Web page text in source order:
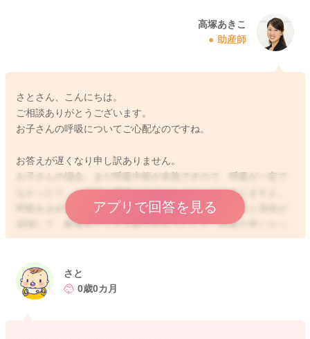
高塚あきこ
助産師
さとさん、こんにちは。
ご相談ありがとうございます。
お子さんの呼吸についてご心配なのですね。
お答えが遅くなり申し訳ありません。
お子さんの場合、まだ呼吸中枢が未熟ですので、呼吸が一定で
なかったり、一時的に呼吸を止めてしまうこともありますよ。
呼吸を止めてしまうことがあると、一時的に酸素不足と身体が
認識して、酸素をたくさん取り込もうとして、呼吸が早くなっ
たり、リズムが乱れることもよくあります。多くは、成長とと
し10秒以上呼吸を止めることが頻繁であったり、呼吸を止めて
いる時に顔色が悪くなる、唇が紫色になるなどの症状があれ
アプリで回答を見る
さと
0歳0カ月